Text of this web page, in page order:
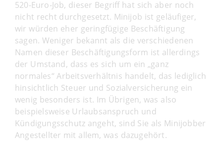
520-Euro-Job, dieser Begriff hat sich aber noch
nicht recht durchgesetzt. Minijob ist geläufiger,
wir würden eher geringfügige Beschäftigung
sagen. Weniger bekannt als die verschiedenen
Namen dieser Beschäftigungsform ist allerdings
der Umstand, dass es sich um ein „ganz
normales“ Arbeitsverhältnis handelt, das lediglich
hinsichtlich Steuer und Sozialversicherung ein
wenig besonders ist. Im Übrigen, was also
beispielsweise Urlaubsanspruch und
Kündigungsschutz angeht, sind Sie als Minijobber
Angestellter mit allem, was dazugehört.